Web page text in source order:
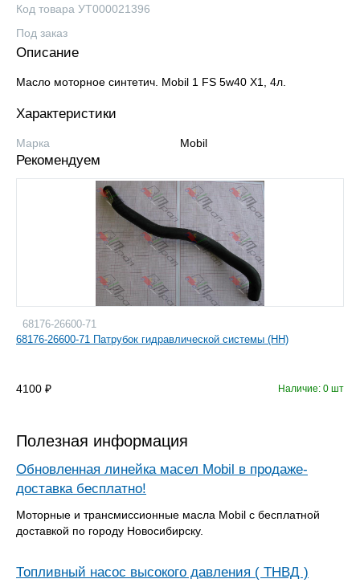
Код товара УТ000021396
Под заказ
Описание
Масло моторное синтетич. Mobil 1 FS 5w40 X1, 4л.
Характеристики
Марка Mobil
Рекомендуем
68176-26600-71
68176-26600-71 Патрубок гидравлической системы (HH)
4100 Наличие: 0 шт
Полезная информация
Обновленная линейка масел Mobil в продаже-
доставка бесплатно!
Моторные и трансмиссионные масла Mobil с бесплатной
доставкой по городу Новосибирску.
Топливный насос высокого давления ( ТНВД )